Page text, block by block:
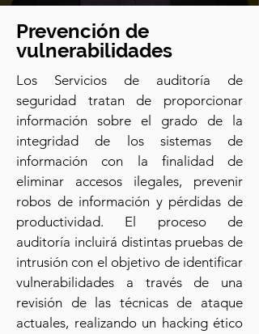
Prevención de
vulnerabilidades
Los Servicios de auditoría de
seguridad tratan de proporcionar
información sobre el grado de la
integridad de los sistemas de
información con la finalidad de
eliminar accesos ilegales, prevenir
robos de información y pérdidas de
productividad. El proceso de
auditoría incluirá distintas pruebas de
intrusión con el objetivo de identificar
vulnerabilidades a través de una
revisión de las técnicas de ataque
actuales, realizando un hacking ético